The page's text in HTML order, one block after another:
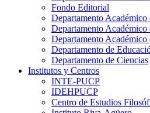
Fondo Editorial
Departamento Académico
Departamento
Departamento
Departamento de
Departamento de Ciencias
Institutos y Centros
INTE-PUCP
IDEHPUCP
Centro de Estudios